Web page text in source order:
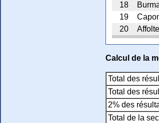
18
19
20
Calcul de la
Total des
Total des
2% des
Total de la